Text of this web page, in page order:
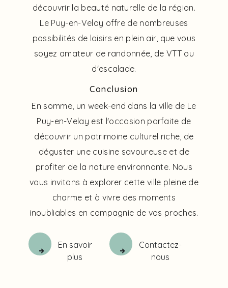
découvrir la beauté naturelle de la région.
Le Puy-en-Velay offre de nombreuses
possibilités de loisirs en plein air, que vous
soyez amateur de randonnée, de VTT ou
d'escalade.
Conclusion
En somme, un week-end dans la ville de Le
Puy-en-Velay est l'occasion parfaite de
découvrir un patrimoine culturel riche, de
déguster une cuisine savoureuse et de
profiter de la nature environnante. Nous
vous invitons à explorer cette ville pleine de
charme et à vivre des moments
inoubliables en compagnie de vos proches.
En savoir
plus
Contactez-
nous